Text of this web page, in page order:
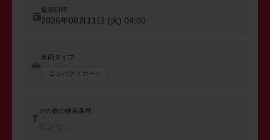
返却日時
2026年08月11日 (火) 04:00
車両タイプ
コンパクトカー
その他の検索条件